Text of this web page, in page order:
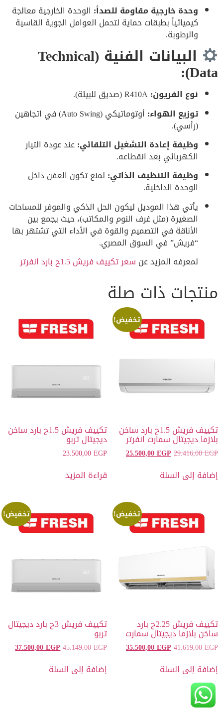
وحدة خارجية مقاومة للصدأ: الوحدة الخارجية معالجة
كيميائياً بطبقات حماية لتحمل العوامل الجوية القاسية
والرطوبة.
البيانات الفنية (Technical
Data):
نوع الفريون:
توزيع الهواء:
أوتوماتيكي (Auto Swing) في اتجاهين
(رأسي).
وظيفة إعادة التشغيل التلقائي:عند عودة التيار
الكهربائي بعد انقطاعه.
وظيفة التنظيف الذاتي: لمنع تكون العفن داخل
الوحدة الداخلية.
يأتي هذا الموديل ليكون الحل الذكي والموفر للمساحات
الصغيرة (مثل غرف النوم والمكاتب)، حيث يجمع بين
الأناقة في التصميم والقوة في الأداء التي تشتهر بها
“فريش” في السوق المصري.
لمعرفه المزيد عن سعر تكييف فريش 1.5ح بارد انفرتر
منتجات ذات صلة
تخفيض!
تكييف فريش 1.5ح بارد ساخن
بلازما ديجيتال سمارت انفرتر
29.416,00EGP
25.500,00EGP
إضافة إلى السلة
تكييف فريش 1.5ح بارد ساخن
ديجيتال تربو
23.500,00EGP
قراءة المزيد
تخفيض!
تكييف فريش 2.25ح بارد
ساخن بلازما ديجيتال سمارت
41.619,00EGP
35.500,00EGP
إضافة إلى السلة
تخفيض!
تكييف فريش 3ح بارد ديجيتال
تربو
45.149,00EGP
37.500,00EGP
إضافة إلى السلة